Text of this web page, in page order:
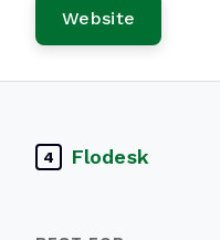
Website
4 Flodesk